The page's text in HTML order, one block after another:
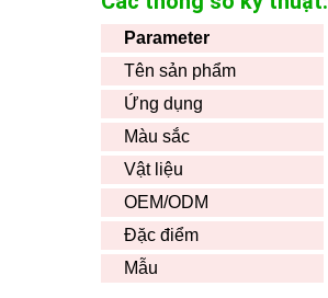
Parameter
Tên sản phẩm
Ứng dụng
Màu sắc
Vật liệu
OEM/ODM
Đặc điểm
Mẫu